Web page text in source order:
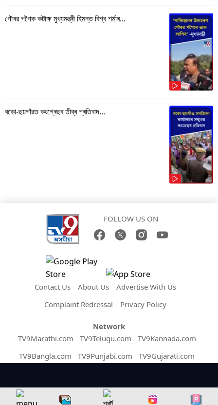
গৌৰৱ গগৈক কটাক্ষ মুখ্যমন্ত্ৰী হিমন্ত বিশ্ব শৰ্মাৰ...
বকো-ছয়গাঁৱত কংগ্ৰেছৰ তীব্ৰ প্ৰতিবাদ...
FOLLOW US ON
Contact Us About Us
Advertise With Us
Complaint Redressal
Privacy Policy
Network
TV9Marathi.com
TV9Telugu.com
TV9Kannada.com
TV9Bangla.com
TV9Punjabi.com
TV9Gujarati.com
News9live.com
Tv9English.com
TV9 Uttar Pradesh